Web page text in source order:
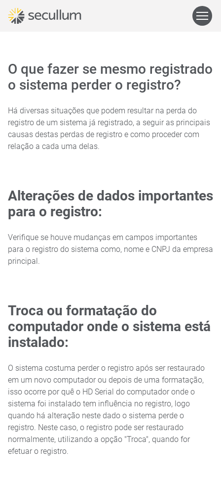
O que fazer se mesmo registrado
o sistema perder o registro?
Há diversas situações que podem resultar na perda do
registro de um sistema já registrado, a seguir as principais
causas destas perdas de registro e como proceder com
relação a cada uma delas.
Alterações de dados importantes
para o registro:
Verifique se houve mudanças em campos importantes
para o registro do sistema como, nome e CNPJ da empresa
principal.
Troca ou formatação do
computador onde o sistema está
instalado:
O sistema costuma perder o registro após ser restaurado
em um novo computador ou depois de uma formatação,
isso ocorre por quê o HD Serial do computador onde o
sistema foi instalado tem influência no registro, logo
quando há alteração neste dado o sistema perde o
registro. Neste caso, o registro pode ser restaurado
normalmente, utilizando a opção "Troca", quando for
efetuar o registro.